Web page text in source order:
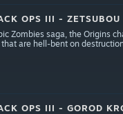
OPS III -
Zombies saga, the Origins
are hell-bent on
OPS III - GOROD